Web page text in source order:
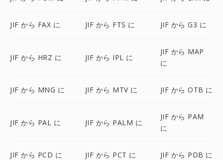
JIF から FAX に JIF から FTS に JIF から G3 に
JIF から HRZ に JIF から IPL に
JIF から MAP
に
JIF から MNG に JIF から MTV に JIF から OTB に
JIF から PAL に JIF から PALM に
JIF から PAM
に
JIF から PCD に JIF から PCT に JIF から PDB に